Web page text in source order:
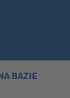
BAZIE